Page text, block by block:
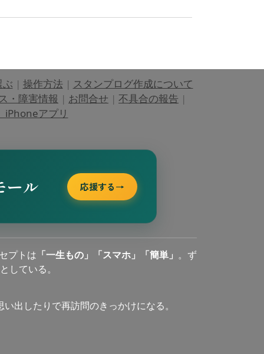
| 操作方法| スタンプログ作成について
・障害情報 | お問合せ | 不具合の報告 |
iPhoneアプリ
ール 応援する→
プトは 「一生もの」「スマホ」「簡単」 。ず
している。
出したりで再訪問のきっかけになる。